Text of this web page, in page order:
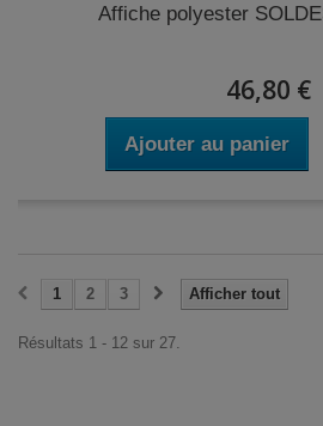
Affiche polyester
46,80 €
Ajouter au panier
Afficher tout
1 2 3
Résultats 1 - 12 sur 27.